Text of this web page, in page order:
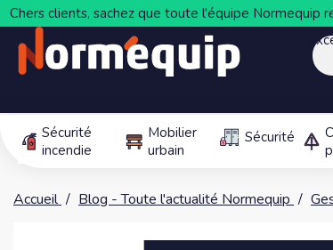
Chers clients, sachez que toute l'équipe Normequip
Sécurité
incendie
Mobilier
urbain
Sécurité
Accueil Blog - Toute l'actualité Normequip